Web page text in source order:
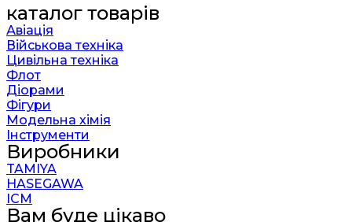
каталог товарів
Авіація
Військова техніка
Цивільна техніка
Флот
Діорами
Фігури
Модельна хімія
Інструменти
Виробники
TAMIYA
HASEGAWA
ICM
Вам буде цікаво